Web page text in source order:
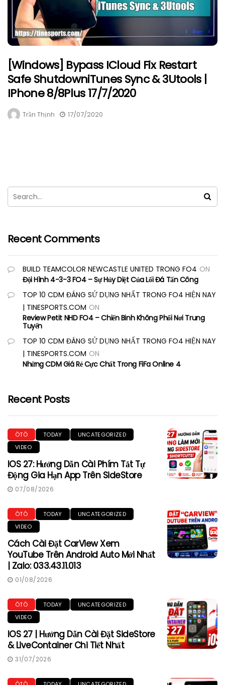
[Windows] Bypass ICloud Fix Restart
Safe ShutdowniTunes Sync & 3Utools |
IPhone 8/8Plus 17/7/2020
Trần Thịnh 17/07/2020
Recent Comments
BUILD TEAMCOLOR NEWCASTLE UNITED TRONG FO4 ON
Đội Hình 4-3-3 FO4 – Sự Hủy Diệt Của Lối Đá Tấn Công
TOP 10 CDM ĐÁNG SỬ DỤNG NHẤT TRONG FO4 HIỆN NAY
| TINESPORTS.COM ON
Review Petit NHD FO4 – Chiến Binh Không Phổi Nơi Trung
Tuyến
TOP 10 CDM ĐÁNG SỬ DỤNG NHẤT TRONG FO4 HIỆN NAY
| TINESPORTS.COM ON
Những CDM Giá Rẻ Cực Chất Trong FiFa Online 4
Recent Posts
ÔTÔ TODAY
UNCATEGORIZED
VIDEO
IOS 27: Hướng Dẫn Cài Phím Tắt Tự
Động Gia Hạn App Trên SideStore
07/08/2026
ÔTÔ TODAY
UNCATEGORIZED
VIDEO
Cách Cài Đặt CarView Xem
YouTube Trên Android Auto Mới Nhất
| Zalo: 033.43.11.013
01/08/2026
ÔTÔ TODAY
UNCATEGORIZED
VIDEO
IOS 27 | Hướng Dẫn Cài Đặt SideStore
& LiveContainer Chi Tiết Nhất
31/07/2026